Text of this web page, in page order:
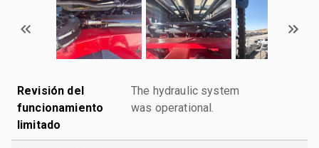
Revisión del
funcionamiento
limitado
The hydraulic system
was operational.